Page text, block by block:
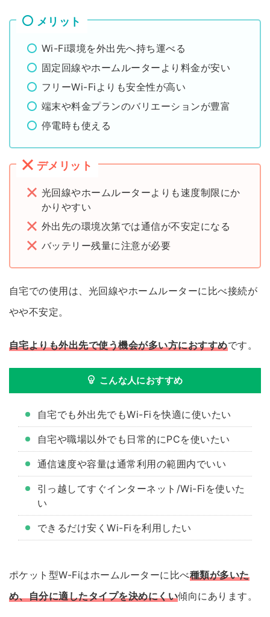
メリット
Wi-Fi環境を外出先へ持ち運べる
固定回線やホームルーターより料金が安い
フリーWi-Fiよりも安全性が高い
端末や料金プランのバリエーションが豊富
停電時も使える
デメリット
光回線やホームルーターよりも速度制限にか
かりやすい
外出先の環境次第では通信が不安定になる
バッテリー残量に注意が必要
自宅での使用は、光回線やホームルーターに比べ接続が
やや不安定。
自宅よりも外出先で使う機会が多い方におすすめです。
こんな人におすすめ
自宅でも外出先でもWi-Fiを快適に使いたい
自宅や職場以外でも日常的にPCを使いたい
通信速度や容量は通常利用の範囲内でいい
引っ越してすぐインターネット/Wi-Fiを使いた
い
できるだけ安くWi-Fiを利用したい
ポケット型W-Fiはホームルーターに比べ種類が多いた
め、自分に適したタイプを決めにくい傾向にあります。